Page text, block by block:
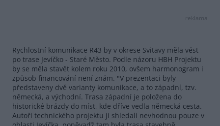
reklama
Rychlostní komunikace R43 by v okrese Svitavy měla vést
po trase Jevíčko - Staré Město. Podle názoru HBH Projektu
by se měla stavět kolem roku 2010, ovšem harmonogram i
způsob financování není znám. "V prezentaci byly
představeny dvě varianty komunikace, a to západní, tzv.
německá, a východní. Trasa západní je položena do
historické brázdy do míst, kde dříve vedla německá cesta.
Autoři technického projektu ji shledali nevhodnou pouze v